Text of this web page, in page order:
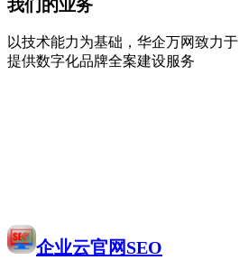
我们的业务
以技术能力为基础，华企万网致力于
提供数字化品牌全案建设服务
企业云官网SEO